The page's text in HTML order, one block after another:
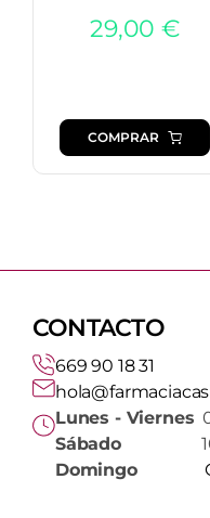
29,00 €
COMPRAR
CONTACTO
669 90 18 31
Lunes - Viernes
Sábado10:00
Domingo